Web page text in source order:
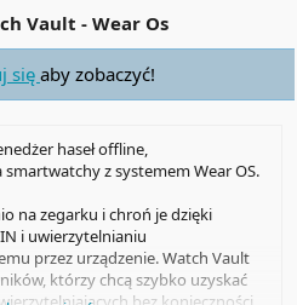
Vault - Wear Os
sięaby zobaczyć!
haseł offline,
z systemem Wear OS.
na zegarku i chroń je dzięki
i uwierzytelnianiu
przez urządzenie. Watch Vault
którzy chcą szybko uzyskać